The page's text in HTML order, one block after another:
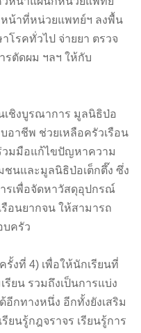
น้าที่หน่วยแพทย์ฯ ลงพื้น
โรคทั่วไป จ่ายยา ตรวจ
รตัดผม ฯลฯ ให้กับ
ชิงบูรณาการ มูลนิธิป่อ
อาชีพ ช่วยเหลือครัวเรือน
มมือแก้ไขปัญหาความ
นและมูลนิธิป่อเต็กตึ๊ง ซึ่ง
รเพื่อจัดหาวัสดุอุปกรณ์
อนยากจน ให้สามารถ
บครัว
งที่ 4) เพื่อให้นักเรียนที่
ยน รวมถึงเป็นการแบ่ง
กทางหนึ่ง อีกทั้งยังเสริม
ยนรู้กฎจราจร เรียนรู้การ